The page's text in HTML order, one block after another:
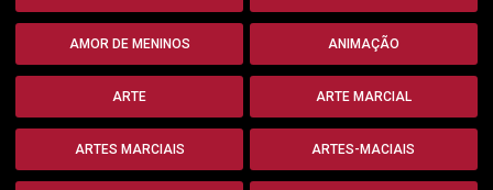
AMOR DE MENINOS ANIMAÇÃO
ARTE ARTE MARCIAL
ARTES MARCIAIS ARTES-MACIAIS